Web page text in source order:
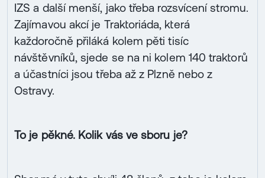
IZS a další menší, jako třeba rozsvícení stromu.
Zajímavou akcí je Traktoriáda, která
každoročně přiláká kolem pěti tisíc
návštěvníků, sjede se na ni kolem 140 traktorů
a účastníci jsou třeba až z Plzně nebo z
Ostravy.
To je pěkné. Kolik vás ve sboru je?